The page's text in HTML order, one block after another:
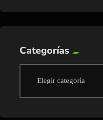
Categorías